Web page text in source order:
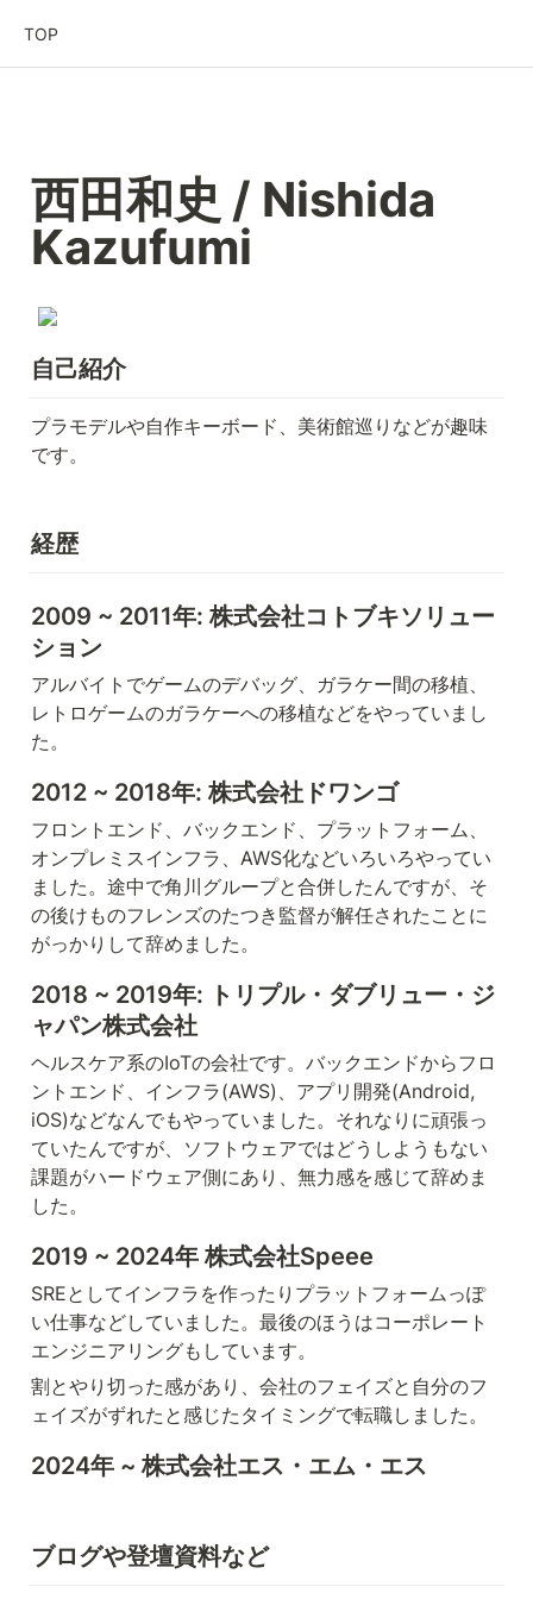
TOP
西田和史 / Nishida
Kazufumi
自己紹介
プラモデルや自作キーボード、美術館巡りなどが趣味
です。
経歴
2009 ~ 2011年: 株式会社コトブキソリュー
ション
アルバイトでゲームのデバッグ、ガラケー間の移植、
レトロゲームのガラケーへの移植などをやっていまし
た。
2012 ~ 2018年: 株式会社ドワンゴ
フロントエンド、バックエンド、プラットフォーム、
オンプレミスインフラ、AWS化などいろいろやってい
ました。途中で角川グループと合併したんですが、そ
の後けものフレンズのたつき監督が解任されたことに
がっかりして辞めました。
2018 ~ 2019年: トリプル・ダブリュー・ジ
ャパン株式会社
ヘルスケア系のIoTの会社です。バックエンドからフロ
ントエンド、インフラ(AWS)、アプリ開発(Android,
iOS)などなんでもやっていました。それなりに頑張っ
ていたんですが、ソフトウェアではどうしようもない
課題がハードウェア側にあり、無力感を感じて辞めま
した。
2019 ~ 2024年 株式会社Speee
SREとしてインフラを作ったりプラットフォームっぽ
い仕事などしていました。最後のほうはコーポレート
エンジニアリングもしています。
割とやり切った感があり、会社のフェイズと自分のフ
ェイズがずれたと感じたタイミングで転職しました。
2024年 ~ 株式会社エス・エム・エス
ブログや登壇資料など